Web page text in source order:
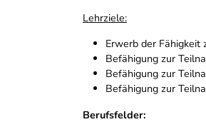
Lehrziele:
Erwerb der
Befähigung zur
Befähigung zur
Befähigung zur
Berufsfelder: